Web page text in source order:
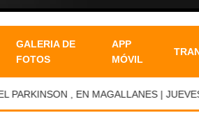
GALERIA DE
FOTOS
APP
MÓVIL
, EN MAGALLANES | JUEVES